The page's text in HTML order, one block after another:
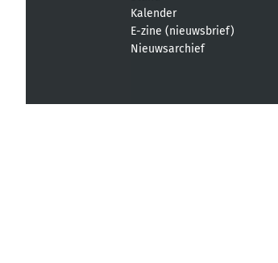
Kalender
E-zine (nieuwsbrief)
Nieuwsarchief